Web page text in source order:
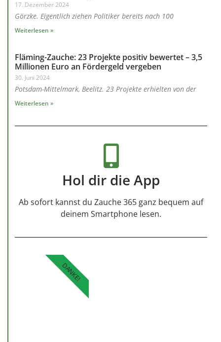
17. Dezember 2024
Görzke. Eigentlich ziehen Politiker bereits nach 100
Weiterlesen »
Fläming-Zauche: 23 Projekte positiv bewertet – 3,5
Millionen Euro an Fördergeld vergeben
30. Juni 2024
Potsdam-Mittelmark, Beelitz. 23 Projekte erhielten von der
Weiterlesen »
Hol dir die App
Ab sofort kannst du Zauche 365 ganz bequem auf
deinem Smartphone lesen.
DANKE!